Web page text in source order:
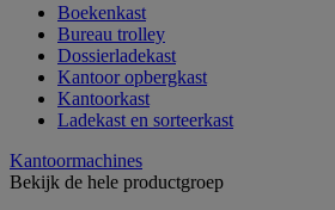
Boekenkast
Bureau trolley
Dossierladekast
Kantoor opbergkast
Kantoorkast
Ladekast en sorteerkast
Kantoormachines
Bekijk de hele productgroep